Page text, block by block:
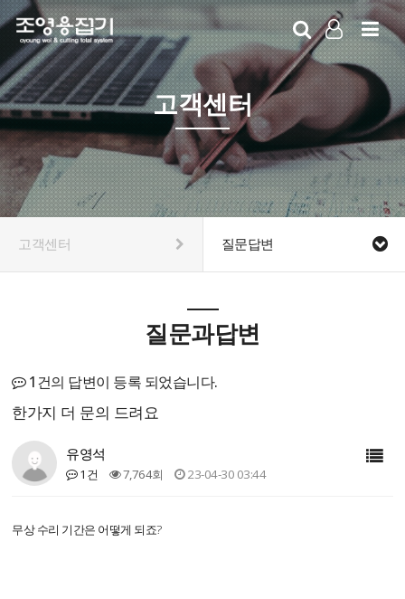
LOG IN
SIGN UP
고객센터
고객센터 질문답변
질문과답변
1건의 답변이 등록 되었습니다.
한가지 더 문의 드려요
유영석
1건 7,764회 23-04-30 03:44
무상 수리 기간은 어떻게 되죠?